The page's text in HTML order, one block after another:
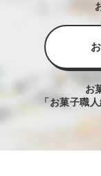
お
「お菓子職